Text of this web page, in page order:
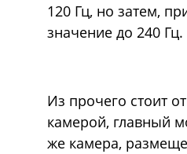
120 Гц, но затем,
значение до 240 Гц.
Из прочего стоит
камерой, главный
же камера,